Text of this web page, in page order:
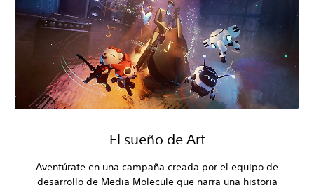
El sueño de Art
Aventúrate en una campaña creada por el equipo de
desarrollo de Media Molecule que narra una historia